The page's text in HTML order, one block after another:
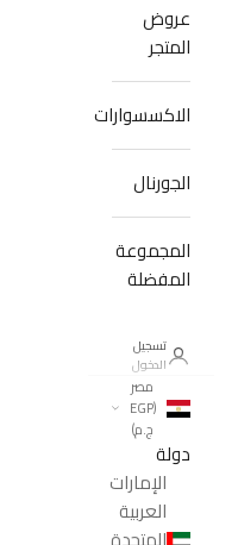
عروض
المتجر
الاكسسوارات
الجورنال
المجموعة
المفضلة
تسجيل
الدخول
مصر
(EGP
ج.م)
دولة
الإمارات
العربية